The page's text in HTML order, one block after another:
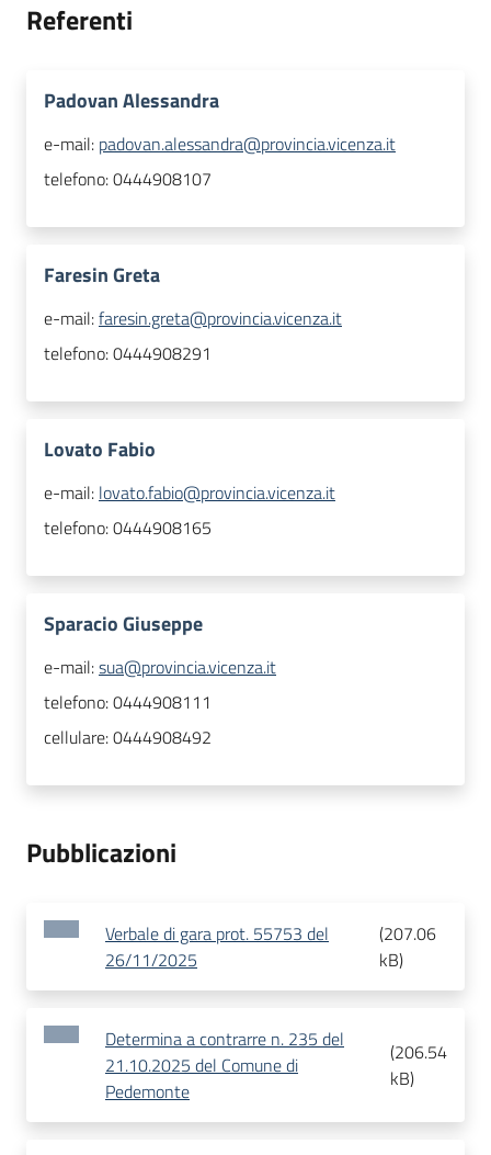
Referenti
Padovan Alessandra
e-mail: padovan.alessandra@provincia.vicenza.it
telefono:0444908107
Faresin Greta
e-mail:faresin.greta@provincia.vicenza.it
telefono:0444908291
Lovato Fabio
e-mail: lovato.fabio@provincia.vicenza.it
telefono:0444908165
Sparacio Giuseppe
e-mail:sua@provincia.vicenza.it
telefono:0444908111
cellulare:0444908492
Pubblicazioni
Verbale di gara prot. 55753 del
26/11/2025
(207.06
kB)
Determina a contrarre n. 235 del
21.10.2025 del Comune di
Pedemonte
(206.54
kB)